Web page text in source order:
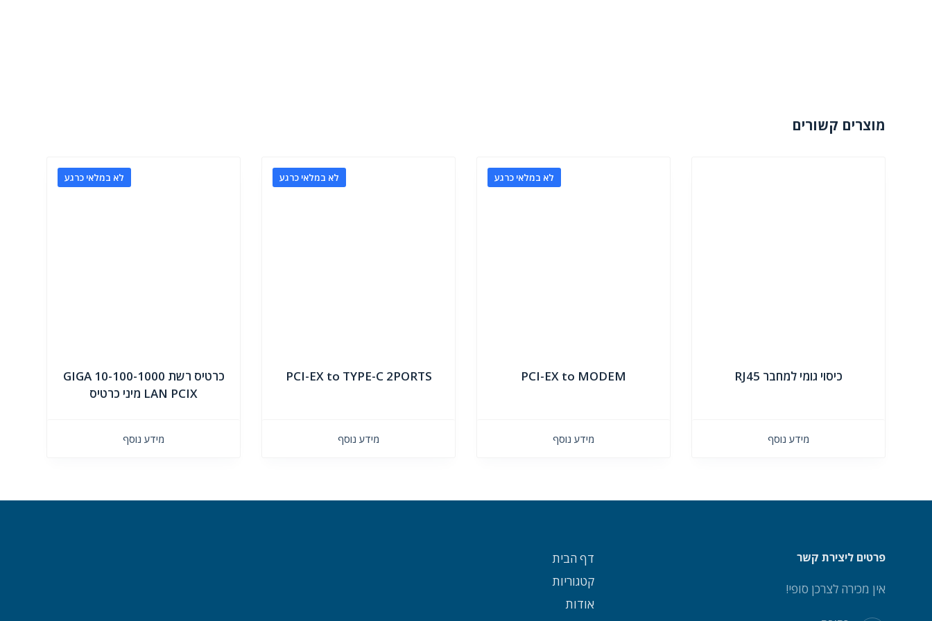
מוצרים קשורים
כיסוי גומי למחבר RJ45
מידע נוסף
לא במלאי כרגע
PCI-EX to MODEM
מידע נוסף
לא במלאי כרגע
PCI-EX to TYPE-C 2PORTS
מידע נוסף
לא במלאי כרגע
כרטיס רשת 10-100-1000 GIGA
LAN PCIX מיני כרטיס
מידע נוסף
פרטים ליצירת קשר
אין מכירה לצרכן סופי!
דף הבית
קטגוריות
אודות